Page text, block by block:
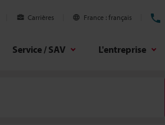
Carrières France français
Service / SAV L'entreprise